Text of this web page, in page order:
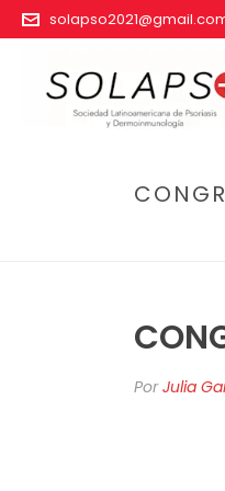
PorJulia